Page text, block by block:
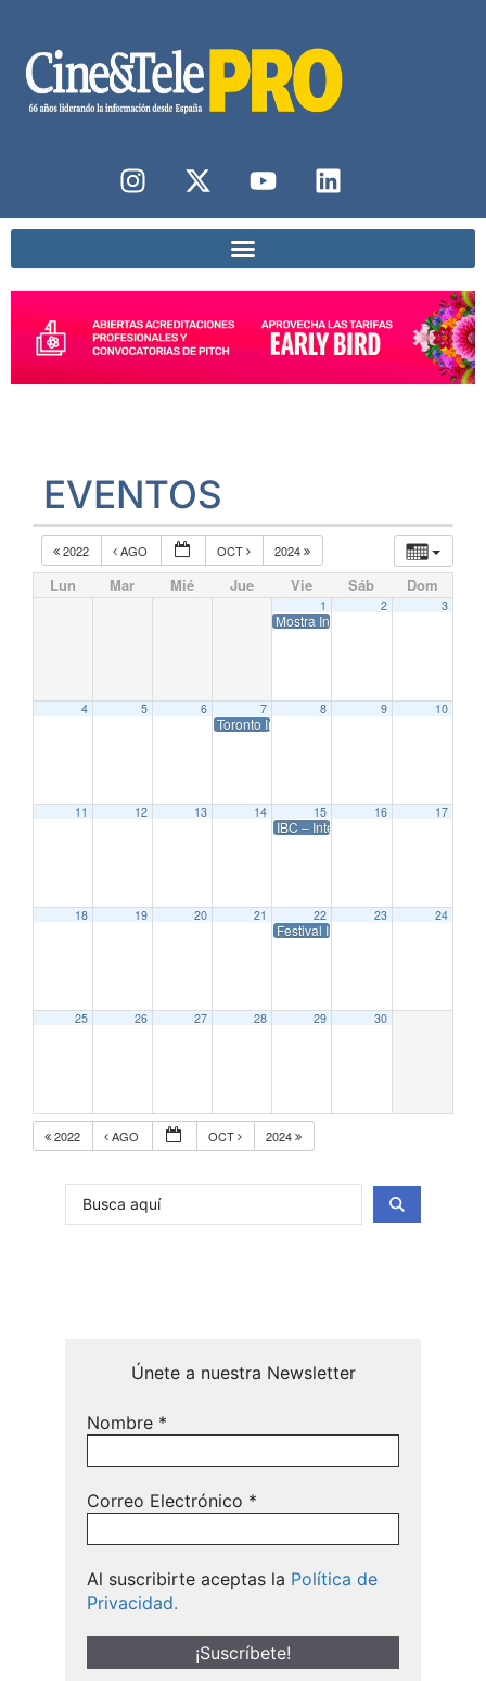
EVENTOS
2022 AGO OCT 2024
Lun Mar Mié Jue Vie Sáb Dom
1
Mostra Internacional de Cine de
2 3
4 5 6 7
Toronto International Film Festival – TIFF
8 9 10
11 12 13 14 15
IBC – International Broadcasting
16 17
18 19 20 21 22
Festival Internacional de Cine de
23 24
25 26 27 28 29 30
2022 AGO OCT 2024
Únete a nuestra Newsletter
Nombre *
Correo Electrónico *
Al suscribirte aceptas la Política de
Privacidad.